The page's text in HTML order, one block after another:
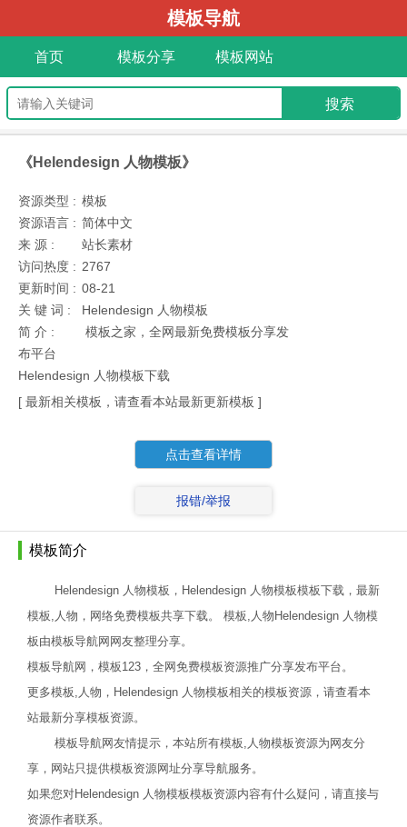
模板导航
首页 模板分享 模板网站
《Helendesign 人物模板》
资源类型 : 模板
资源语言 : 简体中文
来 源 :
站长素材
访问热度 : 2767
更新时间 : 08-21
关 键 词 :
Helendesign 人物模板
简 介 :
模板之家，全网最新免费模板分享发
布平台
Helendesign 人物模板下载
[ 最新相关模板，请查看本站最新更新模板 ]
点击查看详情
报错/举报
模板简介
Helendesign 人物模板，Helendesign 人物模板模板下载，最新
模板,人物，网络免费模板共享下载。 模板,人物Helendesign 人物模
板由模板导航网网友整理分享。
模板导航网，模板123，全网免费模板资源推广分享发布平台。
更多模板,人物，Helendesign 人物模板相关的模板资源，请查看本
站最新分享模板资源。
模板导航网友情提示，本站所有模板,人物模板资源为网友分
享，网站只提供模板资源网址分享导航服务。
如果您对Helendesign 人物模板模板资源内容有什么疑问，请直接与
资源作者联系。